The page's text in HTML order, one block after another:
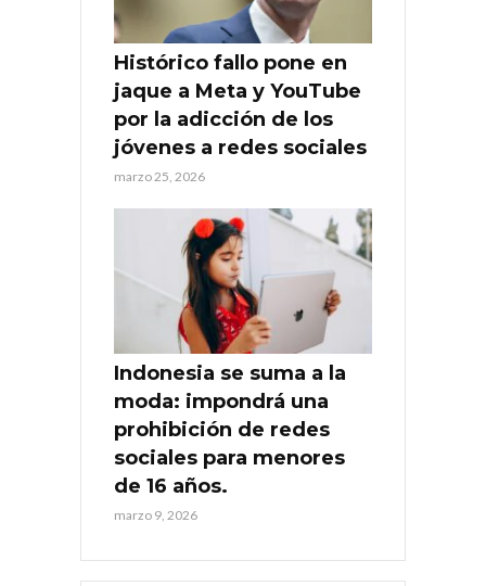
Histórico fallo pone en
jaque a Meta y YouTube
por la adicción de los
jóvenes a redes sociales
marzo 25, 2026
Indonesia se suma a la
moda: impondrá una
prohibición de redes
sociales para menores
de 16 años.
marzo 9, 2026